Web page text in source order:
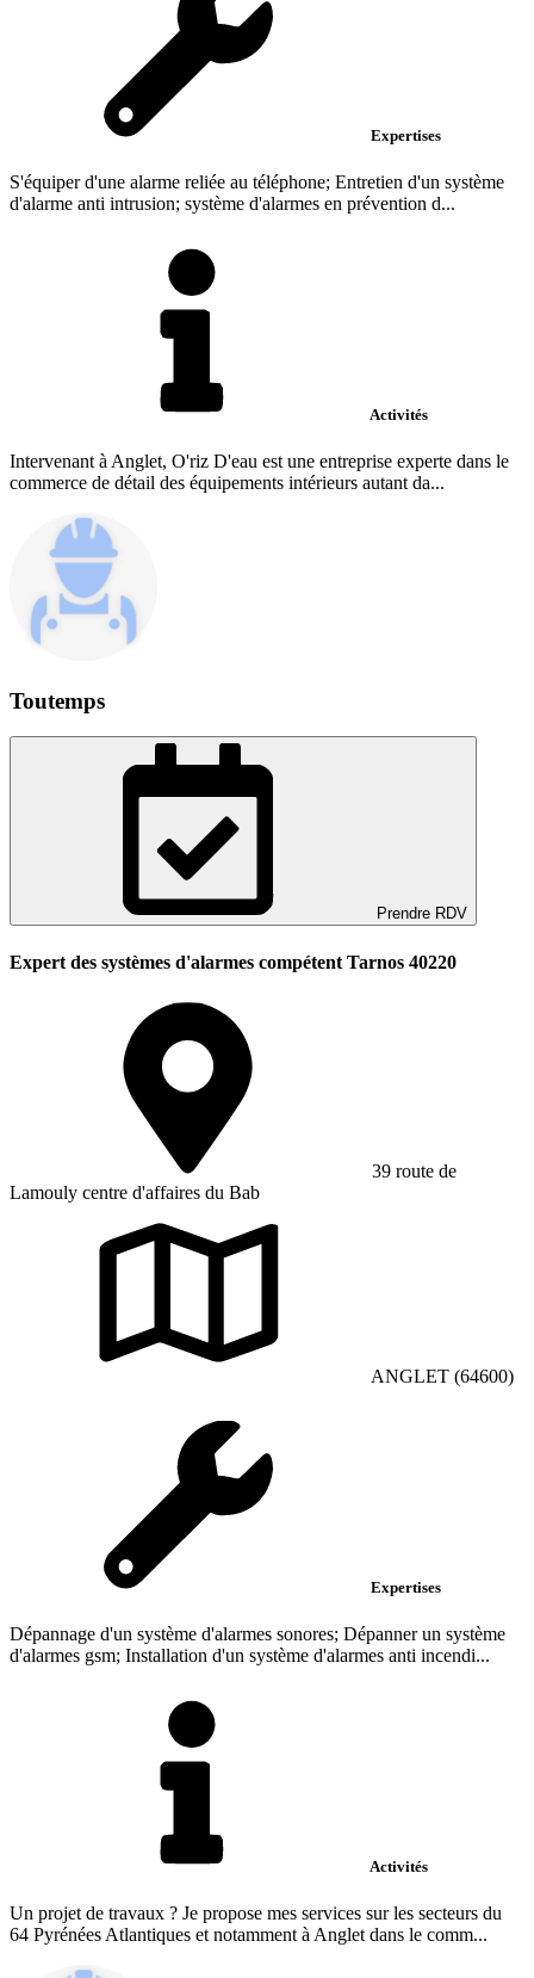
Expertises
S'équiper d'une alarme reliée au téléphone; Entretien d'un système
d'alarme anti intrusion; système d'alarmes en prévention d...
Activités
Intervenant à Anglet, O'riz D'eau est une entreprise experte dans le
commerce de détail des équipements intérieurs autant da...
Toutemps
Prendre RDV
Expert des systèmes d'alarmes compétent Tarnos 40220
39 route de
Lamouly centre d'affaires du Bab
ANGLET (64600)
Expertises
Dépannage d'un système d'alarmes sonores; Dépanner un système
d'alarmes gsm; Installation d'un système d'alarmes anti incendi...
Activités
Un projet de travaux ? Je propose mes services sur les secteurs du
64 Pyrénées Atlantiques et notamment à Anglet dans le comm...